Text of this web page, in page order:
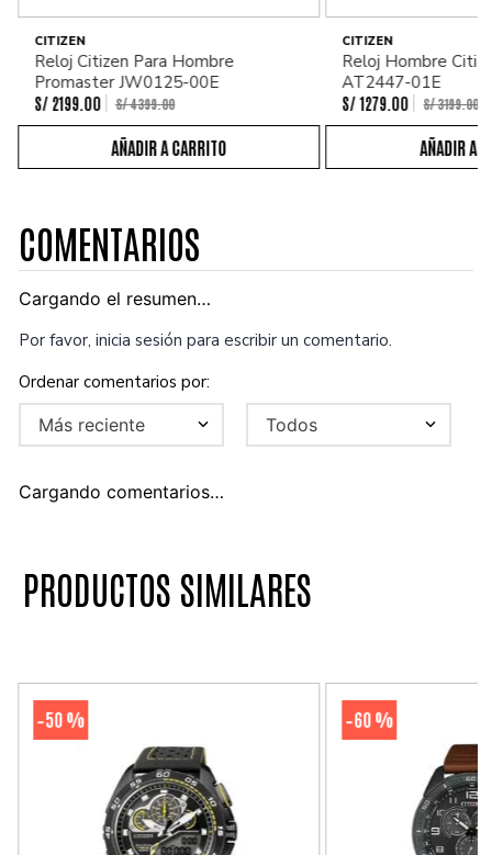
CITIZEN
Reloj Citizen Para Hombre
Promaster JW0125-00E
S/ 2199. 00 S/4399.00
CITIZEN
Reloj Hombre
AT2447-01E
S/ 1279 00 S/3199.00
COMENTARIOS
Cargando el resumen…
Por favor, inicia sesión para escribir un comentario.
Más reciente Todos
Cargando comentarios…
PRODUCTOS SIMILARES
-50 % -60 %